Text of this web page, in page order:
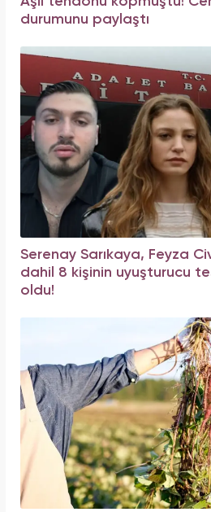
durumunu paylaştı
Serenay Sarıkaya, Feyza
dahil 8 kişinin uyuşturucu
oldu!